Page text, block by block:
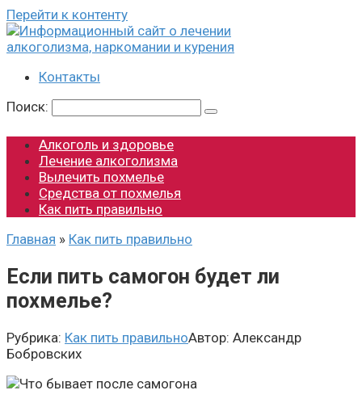
Перейти к контенту
Контакты
Поиск:
Алкоголь и здоровье
Лечение алкоголизма
Вылечить похмелье
Средства от похмелья
Как пить правильно
Главная » Как пить правильно
Если пить самогон будет ли
похмелье?
Рубрика: Как пить правильноАвтор: Александр
Бобровских